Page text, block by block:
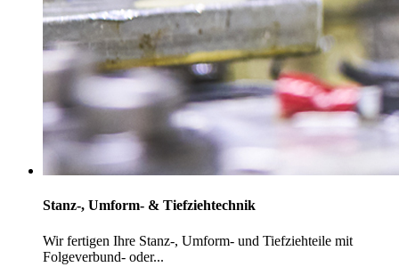
Stanz-, Umform- & Tiefziehtechnik
Wir fertigen Ihre Stanz-, Umform- und Tiefziehteile mit
Folgeverbund- oder...